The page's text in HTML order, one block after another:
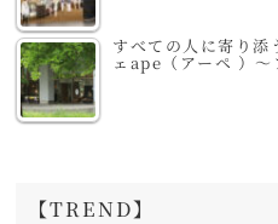
すべての人に寄り添
ェape（アーペ ）～
【TREND】